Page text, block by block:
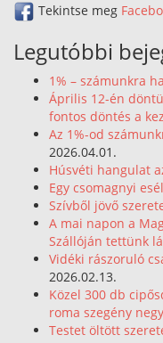
Tekintse meg
Legutóbbi
1% – számunkra
Április 12-én
fontos döntés a
Az 1%-od
2026.04.01.
Húsvéti hangulat
Egy csomagnyi
Szívből jövő
A mai napon a
Szállóján tettünk
Vidéki rászoruló
2026.02.13.
Közel 300 db
roma szegény
Testet öltött